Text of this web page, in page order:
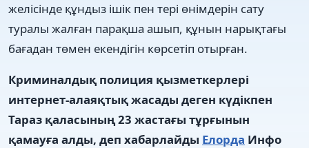
желісінде құндыз ішік пен тері өнімдерін сату
туралы жалған парақша ашып, құнын нарықтағы
бағадан төмен екендігін көрсетіп отырған.
Криминалдық полиция қызметкерлері
интернет-алаяқтық жасады деген күдікпен
Тараз қаласының 23 жастағы тұрғынын
қамауға алды, деп хабарлайды Елорда Инфо